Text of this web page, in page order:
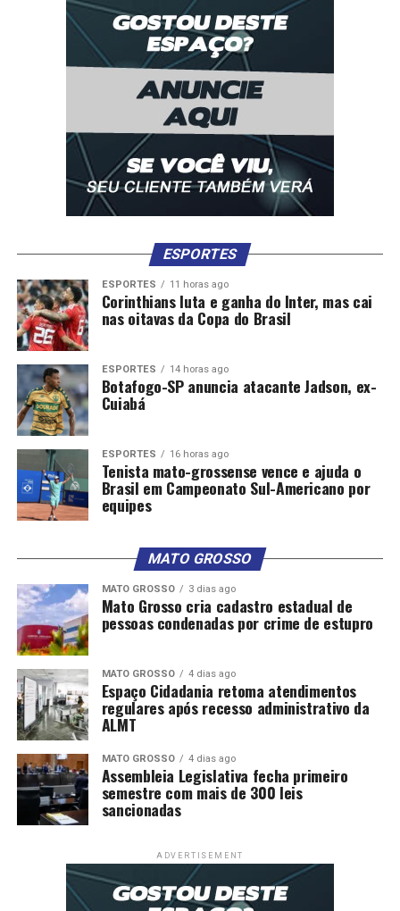
ESPORTES
ESPORTES 11 horas ago
Corinthians luta e ganha do Inter, mas cai
nas oitavas da Copa do Brasil
ESPORTES 14 horas ago
Botafogo-SP anuncia atacante Jadson, ex-
Cuiabá
ESPORTES 16 horas ago
Tenista mato-grossense vence e ajuda o
Brasil em Campeonato Sul-Americano por
equipes
MATO GROSSO
MATO GROSSO 3 dias ago
Mato Grosso cria cadastro estadual de
pessoas condenadas por crime de estupro
MATO GROSSO 4 dias ago
Espaço Cidadania retoma atendimentos
regulares após recesso administrativo da
ALMT
MATO GROSSO 4 dias ago
Assembleia Legislativa fecha primeiro
semestre com mais de 300 leis
sancionadas
ADVERTISEMENT